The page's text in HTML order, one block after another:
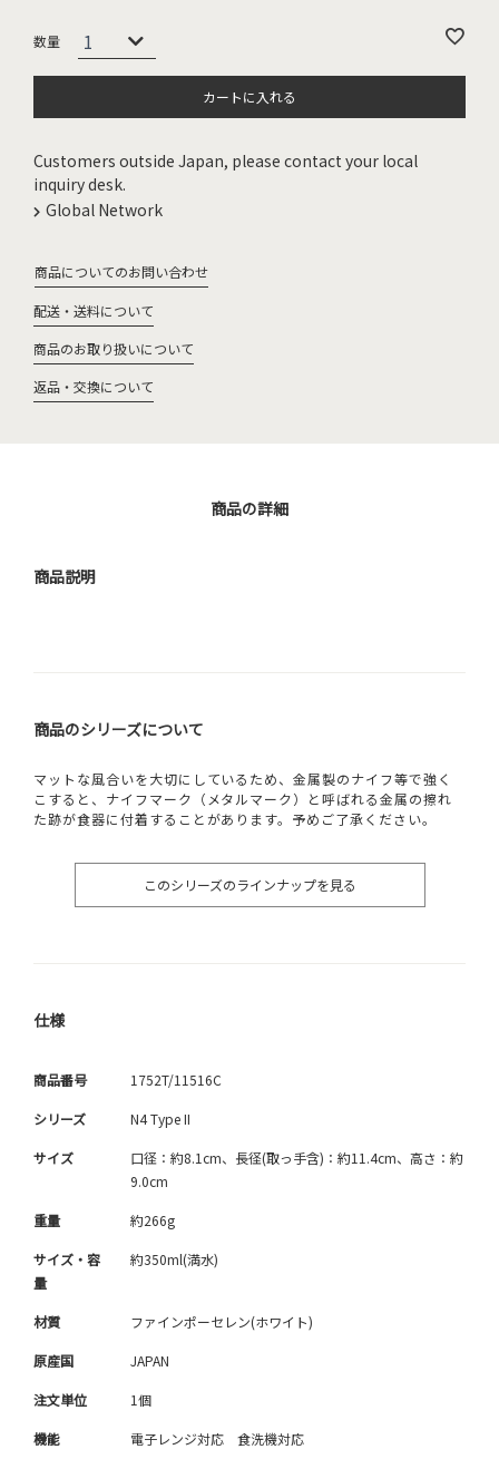
カートに入れる
Customers outside Japan, please contact your local
inquiry desk.
Global Network
商品についてのお問い合わせ
配送・送料について
商品のお取り扱いについて
返品・交換について
商品の詳細
商品説明
商品のシリーズについて
マットな風合いを大切にしているため、金属製のナイフ等で強く
こすると、ナイフマーク（メタルマーク）と呼ばれる金属の擦れ
た跡が食器に付着することがあります。予めご了承ください。
このシリーズのラインナップを見る
仕様
商品番号 1752T/11516C
シリーズ N4 Type II
サイズ
口径：約8.1cm、長径(取っ手含)：約11.4cm、高さ：約
9.0cm
重量 約266g
サイズ・容
量
約350ml(満水)
材質 ファインポーセレン(ホワイト)
原産国 JAPAN
注文単位 1個
機能 電子レンジ対応 食洗機対応